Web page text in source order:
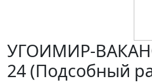
УГОИМИР-
24 (Подсобный